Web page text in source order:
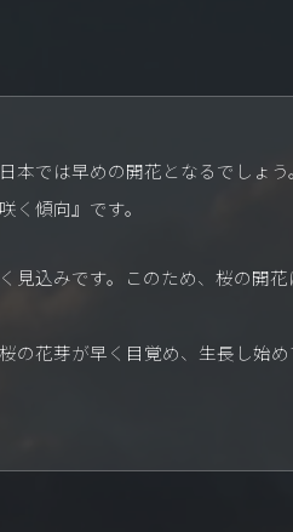
本では早めの開花となるでしょ
傾向』です。
見込みです。このため、桜の開
の花芽が早く目覚め、生長し始